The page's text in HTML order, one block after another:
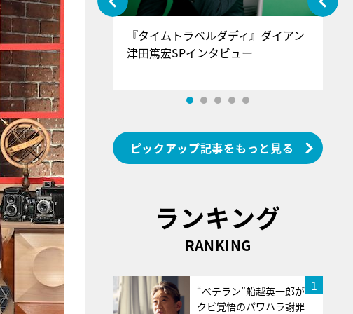
みんぐ』＝LOV
木舞香SPインタ
『タイムトラベルダディ』ダイアン
津田篤宏SPインタビュー
ピックアップ記事をもっと見る
ランキング
RANKING
1
“ベテラン”船越英一郎が
クビ覚悟のパワハラ謝罪